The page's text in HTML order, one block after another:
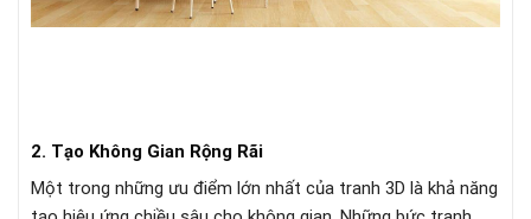
2. Tạo Không Gian Rộng Rãi
Một trong những ưu điểm lớn nhất của tranh 3D là khả năng